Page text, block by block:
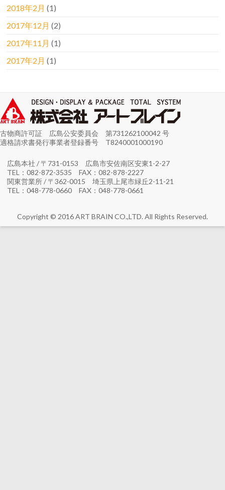
2018年2月 (1)
2017年12月 (2)
2017年11月 (1)
2017年2月 (1)
古物商許可証 広島公安委員会 第731262100042 号
適格請求書発行事業者登録番号 T8240001000190
広島本社 / 〒731-0153 広島市安佐南区安東1-2-27
TEL：082-872-3535 FAX：082-878-2227
関東営業所 / 〒362-0015 埼玉県上尾市緑丘2-11-21
TEL：048-778-0660 FAX：048-778-0661
Copyright © 2016 ART BRAIN CO.,LTD. All Rights Reserved.